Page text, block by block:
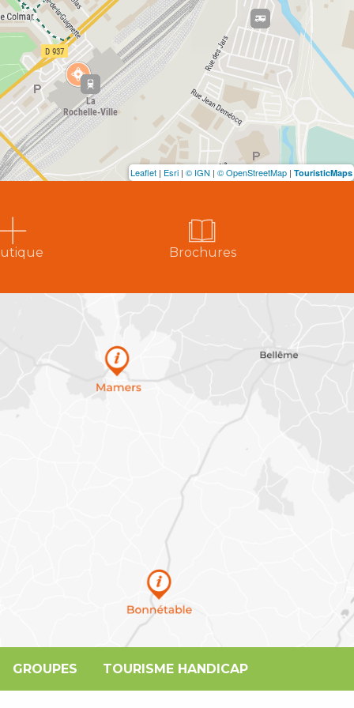
Leaflet | Esri | © IGN | © OpenStreetMap | TouristicMaps
Brochures
GROUPES TOURISME HANDICAP